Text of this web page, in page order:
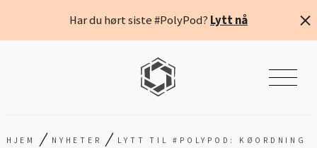
Har du hørt siste #PolyPod? Lytt nå
HJEM / NYHETER / LYTT TIL #POLYPOD: KØORDNING